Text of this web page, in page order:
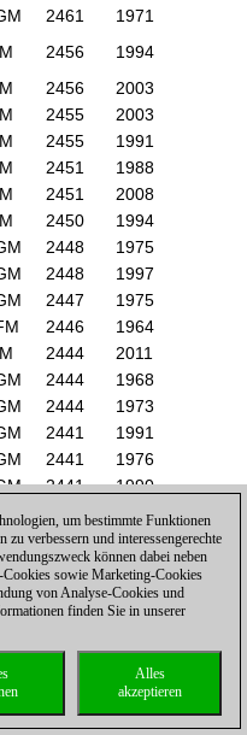
2461
1971
2456
1994
2456
2003
2455
2003
2455
1991
2451
1988
2451
2008
2450
1994
2448
1975
2448
1997
2447
1975
2446
1964
2444
2011
2444
1968
2444
1973
2441
1991
2441
1976
2441
1990
IM
2005
2438
1990
2437
1999
2435
1970
2434
2001
2007
2001
2431 1991
um bestimmte Funktionen
verbessern und interessengerechte
können dabei neben
sowie Marketing-Cookies
von Analyse-Cookies und
finden Sie in unserer
Alles
akzeptieren